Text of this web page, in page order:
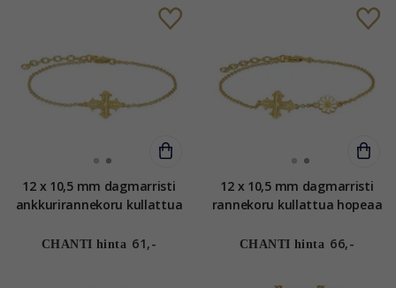
12 x 10,5 mm dagmarristi
ankkurirannekoru kullattua
CHANTI hinta 61,-
12 x 10,5 mm dagmarristi
rannekoru kullattua hopeaa
CHANTI hinta 66,-